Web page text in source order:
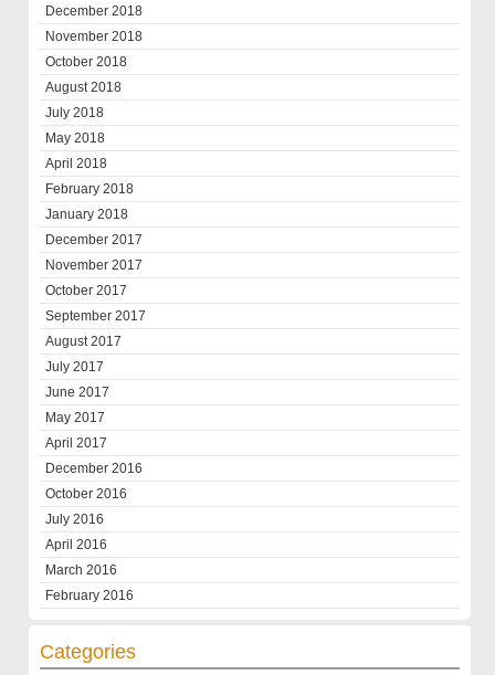
December 2018
November 2018
October 2018
August 2018
July 2018
May 2018
April 2018
February 2018
January 2018
December 2017
November 2017
October 2017
September 2017
August 2017
July 2017
June 2017
May 2017
April 2017
December 2016
October 2016
July 2016
April 2016
March 2016
February 2016
Categories